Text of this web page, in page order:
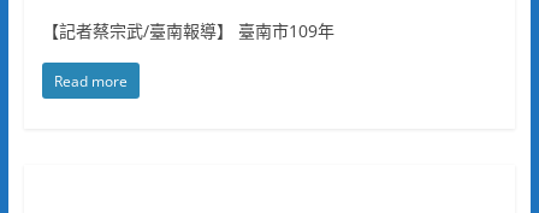
【記者蔡宗武/臺南報導】 臺南市109年
Read more